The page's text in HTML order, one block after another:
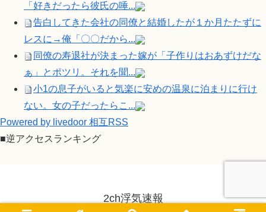
「好きだったら彼氏の唾...
告白してきた会社の同僚と結婚したが１か月たたずに
レスに→俺「〇〇だから...
同僚の寿退社が決まった嫁が「子作りはおあずけだな
ぁ」とポツリ。それを聞...
小1の息子がいると気楽に安めの温泉に泊まりに行け
ない。女の子だったらこ...
Powered by livedoor 相互RSS
■逆アクセスランキング
2ch浮気速報